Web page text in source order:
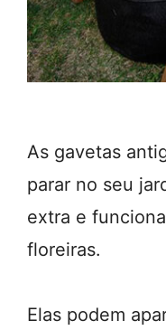
As gavetas
parar no seu
extra e
floreiras.
Elas podem